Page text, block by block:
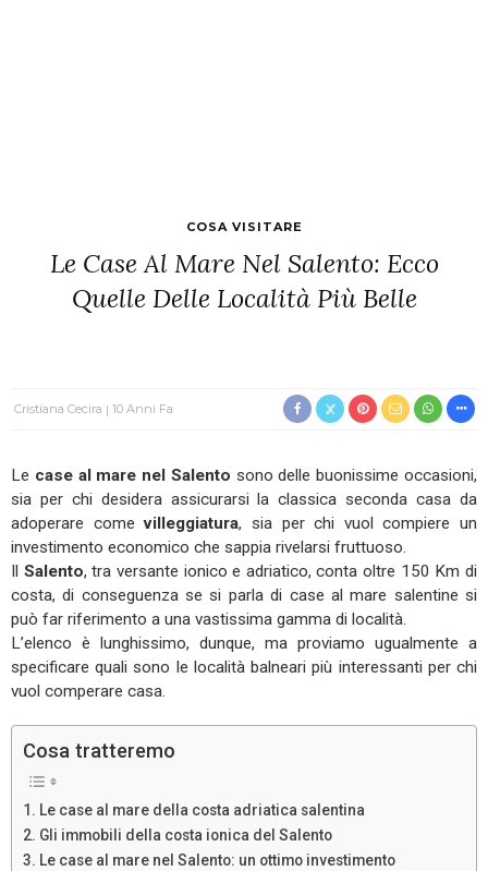
COSA VISITARE
Le Case Al Mare Nel Salento: Ecco
Quelle Delle Località Più Belle
Cristiana Cecira 10 Anni Fa
Le case al mare nel Salento sono delle buonissime occasioni,
sia per chi desidera assicurarsi la classica seconda casa da
adoperare comevilleggiatura, sia per chi vuol compiere un
investimento economico che sappia rivelarsi fruttuoso.
Il Salento, tra versante ionico e adriatico, conta oltre 150 Km di
costa, di conseguenza se si parla di case al mare salentine si
può far riferimento a una vastissima gamma di località.
L’elenco è lunghissimo, dunque, ma proviamo ugualmente a
specificare quali sono le località balneari più interessanti per chi
vuol comperare casa.
Cosa tratteremo
Le case al mare della costa adriatica salentina
Gli immobili della costa ionica del Salento
Le case al mare nel Salento: un ottimo investimento